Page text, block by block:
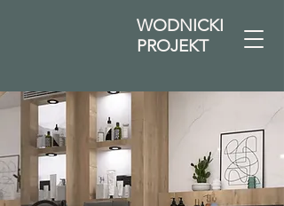
WODNICKI
PROJEKT